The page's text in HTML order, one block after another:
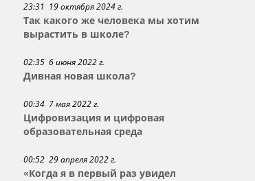
23:31 19 октября 2024 г.
Так какого же человека мы хотим
вырастить в школе?
02:35 6 июня 2022 г.
Дивная новая школа?
00:34 7 мая 2022 г.
Цифровизация и цифровая
образовательная среда
00:52 29 апреля 2022 г.
«Когда я в первый раз увидел